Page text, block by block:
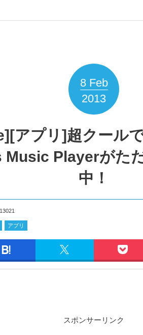
8 Feb
2013
アプリ]超クール
Music Playerがた
中！
13021
アプリ
スポンサーリンク